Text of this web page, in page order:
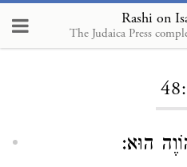
Rashi on
The Judaica Press
הוּא: